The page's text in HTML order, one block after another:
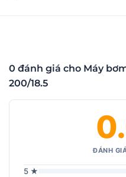
0 đánh giá cho Máy
200/18.5
ĐÁNH
5 ★